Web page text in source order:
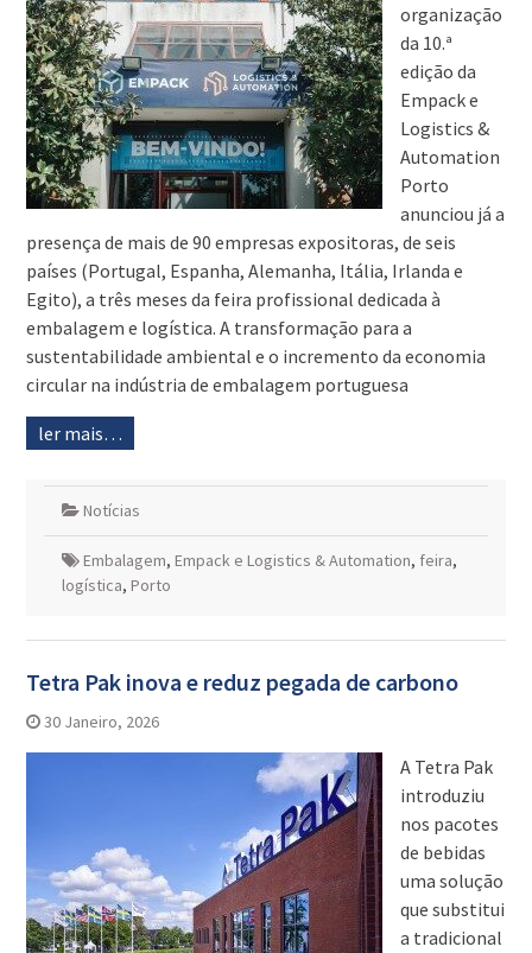
organização
da 10.ª
edição da
Empack e
Logistics &
Automation
Porto
anunciou já a
presença de mais de 90 empresas expositoras, de seis
países (Portugal, Espanha, Alemanha, Itália, Irlanda e
Egito), a três meses da feira profissional dedicada à
embalagem e logística. A transformação para a
sustentabilidade ambiental e o incremento da economia
circular na indústria de embalagem portuguesa
ler mais…
Notícias
Embalagem, Empack e Logistics & Automation, feira,
logística, Porto
Tetra Pak inova e reduz pegada de carbono
30 Janeiro, 2026
A Tetra Pak
introduziu
nos pacotes
de bebidas
uma solução
que substitui
a tradicional